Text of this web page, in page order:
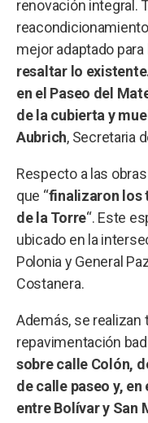
renovación integral.
mejor adaptado para
resaltar lo
en el Paseo del
de la cubierta y
Aubrich, Secretaria
Respecto a las
que “finalizaron los
de la Torre“. Este
ubicado en la
Polonia y General
Costanera.
Además, se realizan
repavimentación
sobre calle Colón,
de calle paseo y,
entre Bolívar y San